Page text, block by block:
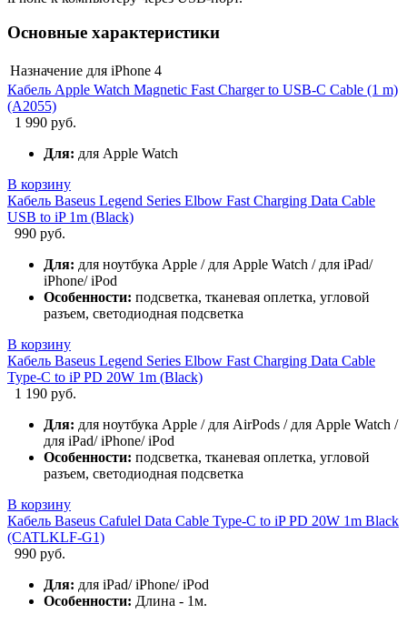
Основные характеристики
Назначение для iPhone 4
Кабель Apple Watch Magnetic Fast Charger to USB-C Cable (1 m)
(A2055)
1 990 руб.
Для: для Apple Watch
В корзину
Кабель Baseus Legend Series Elbow Fast Charging Data Cable
USB to iP 1m (Black)
990 руб.
Для: для ноутбука Apple / для Apple Watch / для iPad/
iPhone/ iPod
Особенности: подсветка, тканевая оплетка, угловой
разъем, светодиодная подсветка
В корзину
Кабель Baseus Legend Series Elbow Fast Charging Data Cable
Type-C to iP PD 20W 1m (Black)
1 190 руб.
Для: для ноутбука Apple / для AirPods / для Apple Watch /
для iPad/ iPhone/ iPod
Особенности: подсветка, тканевая оплетка, угловой
разъем, светодиодная подсветка
В корзину
Кабель Baseus Cafulel Data Cable Type-C to iP PD 20W 1m Black
(CATLKLF-G1)
990 руб.
Для: для iPad/ iPhone/ iPod
Особенности: Длина - 1м.